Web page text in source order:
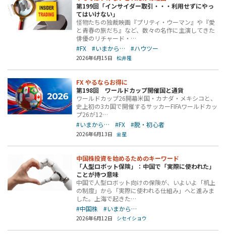
第199回「インサイダー取引・・・利用せずにやっ
てはいけない」
怪物たちの独裁映画『プリティ・ウーマン』や『愛
と青春の旅だち』など、数々の名作に主演してきた
俳優のリチャード・…
#FX
#いまから… #ハウツー
2026年6月15日 松井隆
FX やるならお得に
第198回 ワールドカップ開催国と通貨
ワールドカップ26開幕米国・カナダ・メキシコと、
史上初の3カ国で開催するサッカーFIFAワールドカッ
プ26が12…
#いまから…
#FX #脱・初心者
2026年6月13日 金星
中国株投資を始めるためのキーワード
「人型ロボット保険」：中国で「実際に使われた」
ことが持つ意味
中国で人型ロボット向けの保険が、いよいよ「机上
の制度」から「実際に使われる仕組み」へと進みま
した。上海で起きた…
#中国株
#いまから…
2026年6月12日 シセイショウ